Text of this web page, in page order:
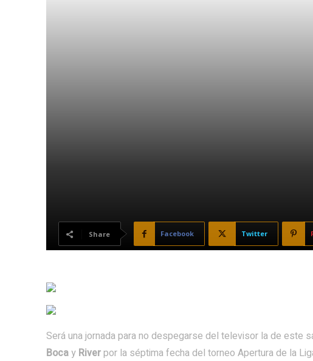
Share Facebook Twitter
Será una jornada para no despegarse del televisor la de este
Bocay Riverpor la séptima fecha del torneo Apertura de la